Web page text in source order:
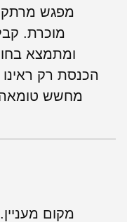
מפגש מרתק
מוכרת.
ומתמצא
הכנסת רק
מחשש
מקום